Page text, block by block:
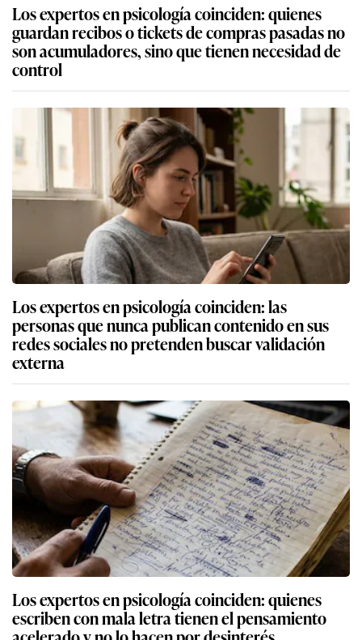
Los expertos en psicología coinciden: quienes
guardan recibos o tickets de compras pasadas no
son acumuladores, sino que tienen necesidad de
control
Los expertos en psicología coinciden: las
personas que nunca publican contenido en sus
redes sociales no pretenden buscar validación
externa
Los expertos en psicología coinciden: quienes
escriben con mala letra tienen el pensamiento